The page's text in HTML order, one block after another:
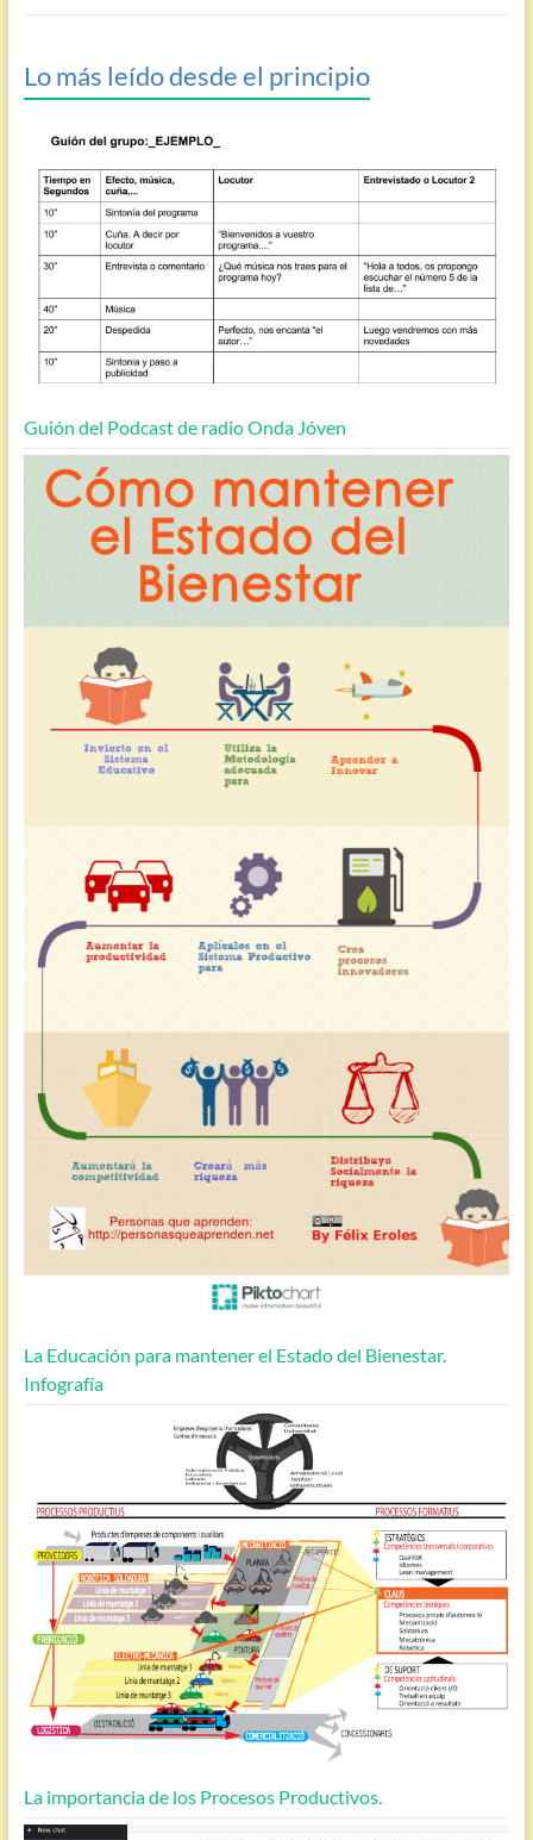
Lo más leído desde el principio
Guión del Podcast de radio Onda Jóven
La Educación para mantener el Estado del Bienestar.
Infografía
La importancia de los Procesos Productivos.